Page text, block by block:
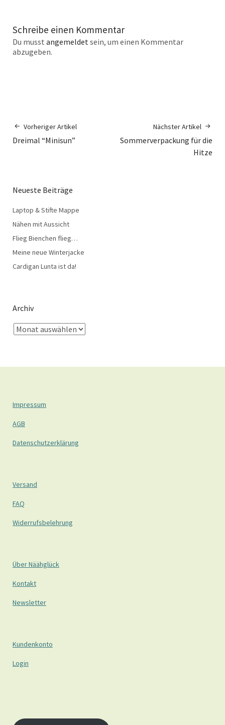
Schreibe einen Kommentar
Du musst angemeldet sein, um einen Kommentar
abzugeben.
Vorheriger Artikel
Dreimal “Minisun”
Nächster Artikel
Sommerverpackung für die
Hitze
Neueste Beiträge
Laptop & Stifte Mappe
Nähen mit Aussicht
Flieg Bienchen flieg…
Meine neue Winterjacke
Cardigan Lunta ist da!
Archiv
Impressum
AGB
Datenschutzerklärung
Versand
FAQ
Widerrufsbelehrung
Über Näähglück
Kontakt
Newsletter
Kundenkonto
Login